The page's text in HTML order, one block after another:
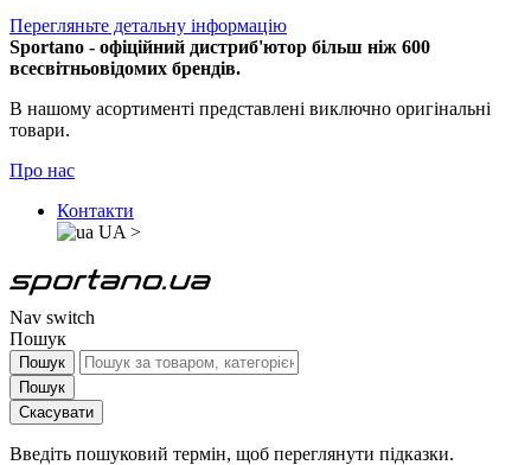
Перегляньте детальну інформацію
Sportano - офіційний дистриб'ютор більш ніж 600
всесвітньовідомих брендів.
В нашому асортименті представлені виключно оригінальні
товари.
Про нас
Контакти
UA >
Nav switch
Пошук
Пошук
Пошук
Скасувати
Введіть пошуковий термін, щоб переглянути підказки.